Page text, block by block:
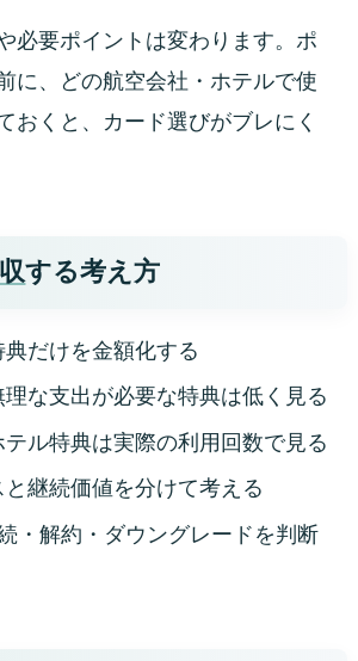
必要ポイントは変わります。ポ
に、どの航空会社・ホテルで使
おくと、カード選びがブレにく
する考え方
だけを金額化する
な支出が必要な特典は低く見る
テル特典は実際の利用回数で見る
と継続価値を分けて考える
・解約・ダウングレードを判断